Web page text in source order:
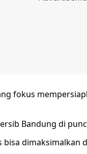
fokus
Bandung di
dimaksimalkan